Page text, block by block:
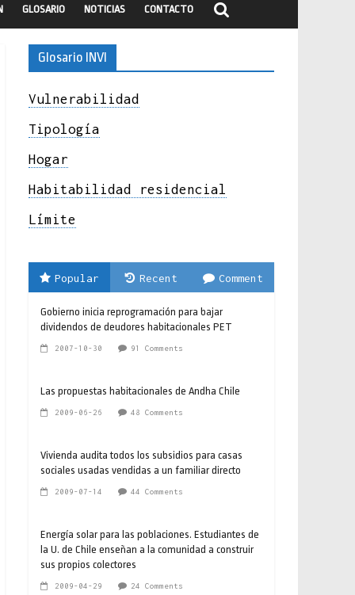
GLOSARIO NOTICIAS CONTACTO
Glosario INVI
Vulnerabilidad
Tipología
Hogar
Habitabilidad residencial
Límite
Popular Recent Comment
Gobierno inicia reprogramación para bajar
dividendos de deudores habitacionales PET
2007-10-30 91 Comments
Las propuestas habitacionales de Andha Chile
2009-06-26 48 Comments
Vivienda audita todos los subsidios para casas
sociales usadas vendidas a un familiar directo
2009-07-14 44 Comments
Energía solar para las poblaciones. Estudiantes de
la U. de Chile enseñan a la comunidad a construir
sus propios colectores
2009-04-29 24 Comments